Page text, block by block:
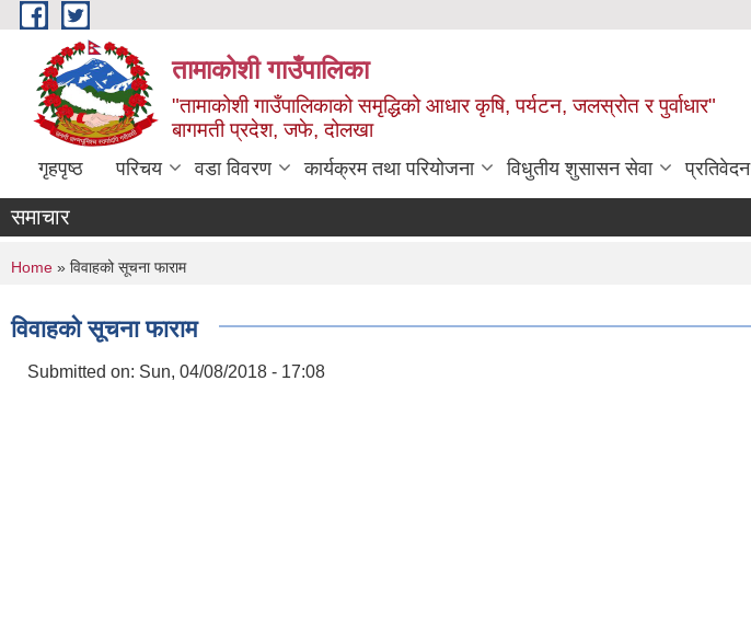
Skip to main content
तामाकोशी गाउँपालिका
"तामाकोशी गाउँपालिकाको समृद्धिको आधार कृषि, पर्यटन, जलस्रोत र पुर्वाधार"
बागमती प्रदेश, जफे, दोलखा
गृहपृष्ठ परिचय वडा विवरण कार्यक्रम तथा परियोजना विधुतीय शुसासन सेवा प्रतिवेदन
समाचार
You are here
Home » विवाहको सूचना फाराम
विवाहको सूचना फाराम
Submitted on: Sun, 04/08/2018 - 17:08